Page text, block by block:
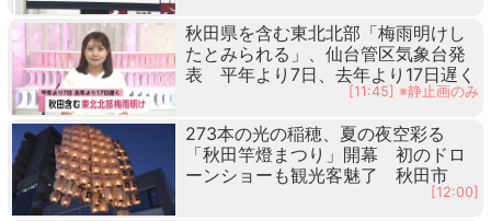
秋田県を含む東北北部「梅雨明けし
たとみられる」、仙台管区気象台発
表 平年より7日、去年より17日遅く
[11:45] ※静止画のみ
273本の光の稲穂、夏の夜空彩る
「秋田竿燈まつり」開幕 初のドロ
ーンショーも観光客魅了 秋田市
[12:00]